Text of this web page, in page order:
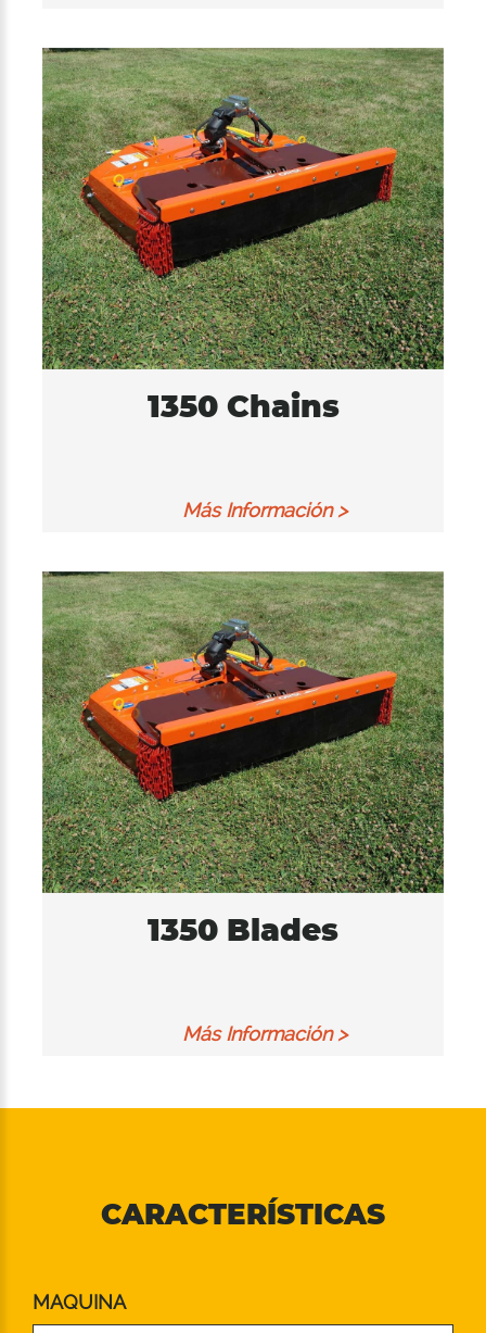
1350 Chains
Más Información >
1350 Blades
Más Información >
CARACTERÍSTICAS
MAQUINA